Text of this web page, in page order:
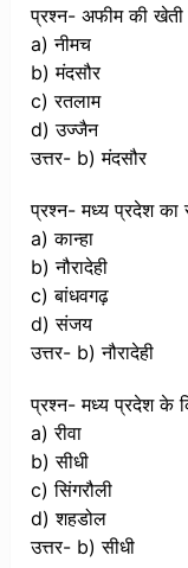
प्रश्न- अफीम की
a) नीमच
b) मंदसौर
c) रतलाम
d) उज्जैन
उत्तर- b) मंदसौर
प्रश्न- मध्य प्रदेश का
a) कान्हा
b) नौरादेही
c) बांधवगढ़
d) संजय
उत्तर- b) नौरादेही
प्रश्न- मध्य प्रदेश के
a) रीवा
b) सीधी
c) सिंगरौली
d) शहडोल
उत्तर- b) सीधी